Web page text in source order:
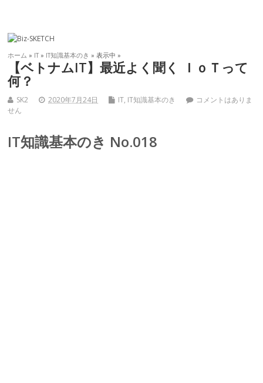
ホーム » IT» IT知識基本のき » 表示中 »
【ベトナムIT】最近よく聞く ＩｏＴって
何？
SK2 2020年7月24日 IT, IT知識基本のき
コメントはありま
せん
IT知識基本のき No.018